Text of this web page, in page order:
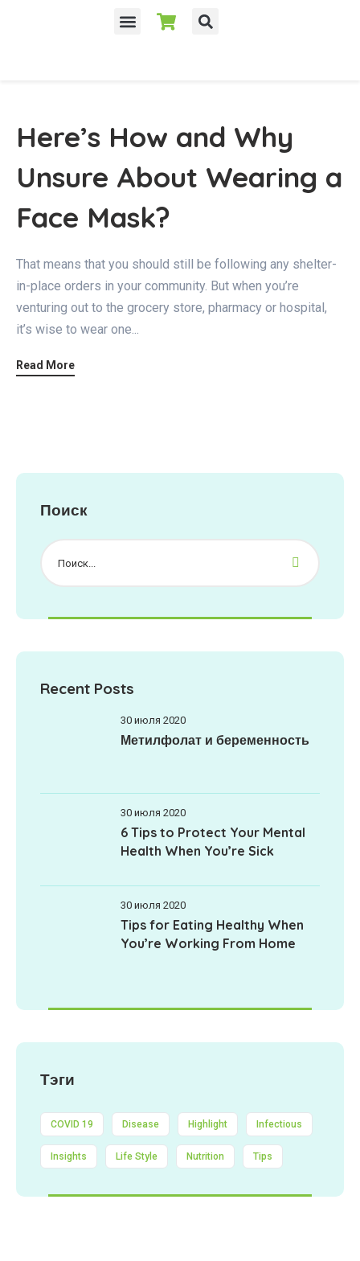
Here’s How and Why
Unsure About Wearing a
Face Mask?
That means that you should still be following any shelter-
in-place orders in your community. But when you’re
venturing out to the grocery store, pharmacy or hospital,
it’s wise to wear one...
Read More
Поиск
Recent Posts
30 июля 2020
Метилфолат и беременность
30 июля 2020
6 Tips to Protect Your Mental
Health When You’re Sick
30 июля 2020
Tips for Eating Healthy When
You’re Working From Home
Тэги
COVID 19 Disease Highlight Infectious
Insights Life Style Nutrition Tips